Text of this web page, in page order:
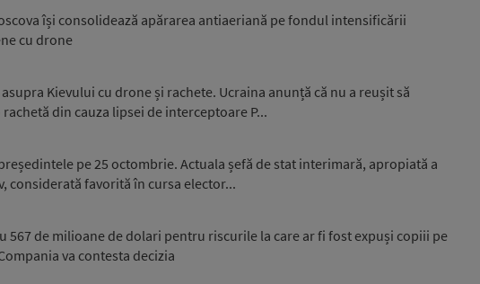
își consolidează apărarea antiaeriană pe fondul intensificării
cu drone
Kievului cu drone și rachete. Ucraina anunță că nu a reușit să
din cauza lipsei de interceptoare P...
pe 25 octombrie. Actuala șefă de stat interimară, apropiată a
considerată favorită în cursa elector...
567 de milioane de dolari pentru riscurile la care ar fi fost expuși copiii pe
va contesta decizia